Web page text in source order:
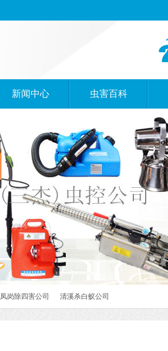
新闻中心 虫害百科
凤岗除四害公司 清溪杀白蚁公司